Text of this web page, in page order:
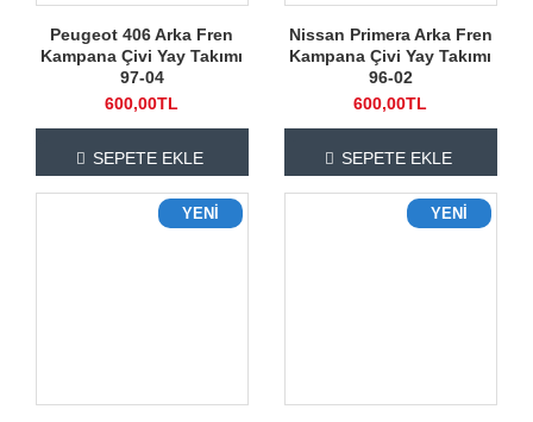
Peugeot 406 Arka Fren
Kampana Çivi Yay Takımı
97-04
600,00TL
SEPETE EKLE
Nissan Primera Arka Fren
Kampana Çivi Yay Takımı
96-02
600,00TL
SEPETE EKLE
YENI YENI